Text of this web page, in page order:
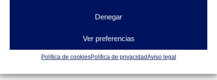
Denegar
Ver preferencias
Política de cookiesPolítica de privacidadAviso legal